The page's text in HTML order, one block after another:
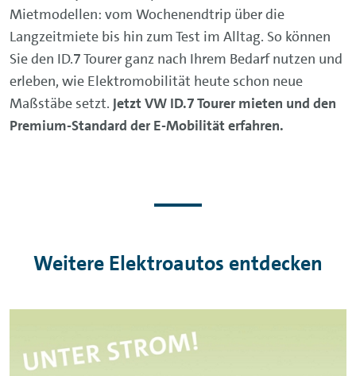
Mietmodellen: vom Wochenendtrip über die
Langzeitmiete bis hin zum Test im Alltag. So können
Sie den ID.7 Tourer ganz nach Ihrem Bedarf nutzen und
erleben, wie Elektromobilität heute schon neue
Maßstäbe setzt. Jetzt VW ID.7 Tourer mieten und den
Premium-Standard der E-Mobilität erfahren.
Weitere Elektroautos entdecken